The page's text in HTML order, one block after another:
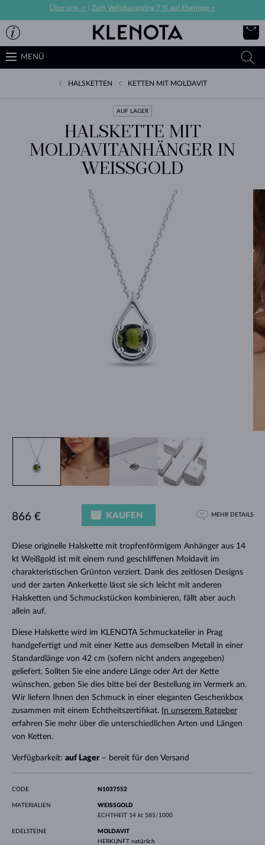
Über uns -> Zum Verlobungsring 7 % auf Eheringe->
MENÜ
HALSKETTEN KETTEN MIT MOLDAVIT
AUF LAGER
HALSKETTE MIT
MOLDAVITANHÄNGER IN
WEISSGOLD
Diese originelle Halskette mit tropfenförmigem Anhänger aus 14
kt Weißgold ist mit einem rund geschliffenen Moldavit im
charakteristischen Grünton verziert. Dank des zeitlosen Designs
und der zarten Ankerkette lässt sie sich leicht mit anderen
Halsketten und Schmuckstücken kombinieren, fällt aber auch
allein auf.
Diese Halskette wird im KLENOTA Schmuckatelier in Prag
handgefertigt und mit einer Kette aus demselben Metall in einer
Standardlänge von 42 cm (sofern nicht anders angegeben)
geliefert. Sollten Sie eine andere Länge oder Art der Kette
wünschen, geben Sie dies bitte bei der Bestellung im Vermerk an.
Wir liefern Ihnen den Schmuck in einer eleganten Geschenkbox
zusammen mit einem Echtheitszertifikat.
In unserem Ratgeber
erfahren Sie mehr über die unterschiedlichen Arten und Längen
von Ketten.
Verfügbarkeit: auf Lager– bereit für den Versand
866 € KAUFEN MEHR DETAILS
CODE N1037552
MATERIALIEN
WEISSGOLD
ECHTHEIT 14 kt 585/1000
EDELSTEINE
MOLDAVIT
HERKUNFT natürlich